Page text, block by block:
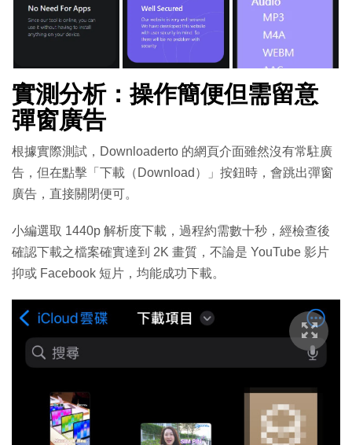
實測分析：操作簡便但需留意
彈窗廣告
根據實際測試，Downloaderto 的網頁介面雖然沒有常駐廣
告，但在點擊「下載（Download）」按鈕時，會跳出彈窗
廣告，直接關閉便可。
小編選取 1440p 解析度下載，過程約需數十秒，經檢查後
確認下載之檔案確實達到 2K 畫質，不論是 YouTube 影片
抑或 Facebook 短片，均能成功下載。